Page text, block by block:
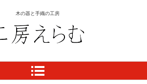
木の器と手織の工房